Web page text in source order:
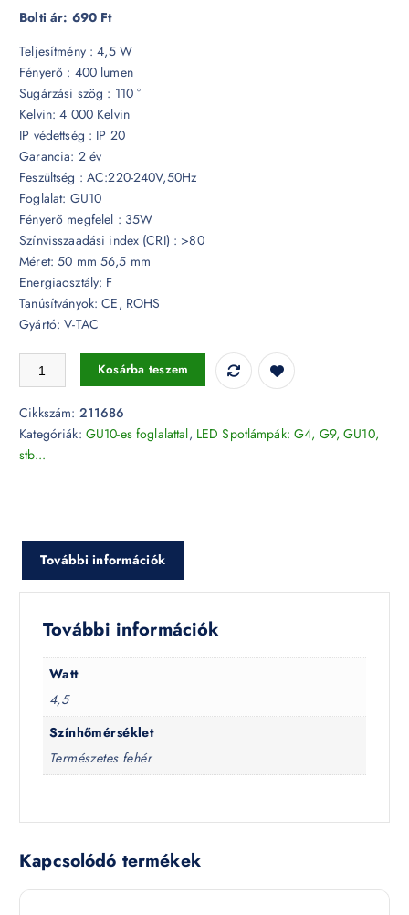
Bolti ár: 690 Ft
Teljesítmény : 4,5 W
Fényerő : 400 lumen
Sugárzási szög : 110 °
Kelvin: 4 000 Kelvin
IP védettség : IP 20
Garancia: 2 év
Feszültség : AC:220-240V,50Hz
Foglalat: GU10
Fényerő megfelel : 35W
Színvisszaadási index (CRI) : >80
Méret: 50 mm 56,5 mm
Energiaosztály: F
Tanúsítványok: CE, ROHS
Gyártó: V-TAC
LED spotlámpa 4,5W GU10 opál 4000K 110° - 211686 mennyiség
Kosárba teszem
Cikkszám: 211686
Kategóriák: GU10-es foglalattal, LED Spotlámpák: G4, G9, GU10,
stb...
További információk
További információk
Watt
4,5
Színhőmérséklet
Természetes fehér
Kapcsolódó termékek